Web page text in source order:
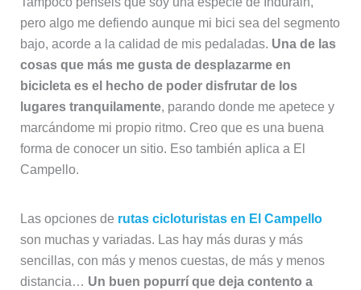
pero algo me defiendo aunque mi bici sea del segmento
bajo, acorde a la calidad de mis pedaladas. Una de las
cosas que más me gusta de desplazarme en
bicicleta es el hecho de poder disfrutar de los
lugares tranquilamente, parando donde me apetece y
marcándome mi propio ritmo. Creo que es una buena
forma de conocer un sitio. Eso también aplica a El
Campello.
Las opciones de rutas cicloturistas en El Campello
son muchas y variadas. Las hay más duras y más
sencillas, con más y menos cuestas, de más y menos
distancia… Un buen popurrí que deja contento a